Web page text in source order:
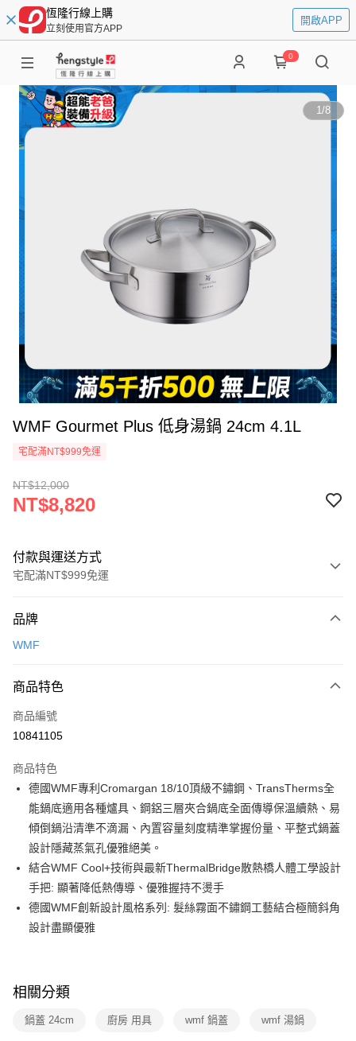
恆隆行線上購
立刻使用官方APP
開啟APP
0
1/8
WMF Gourmet Plus 低身湯鍋 24cm 4.1L
宅配滿NT$999免運
NT$12,000
NT$8,820
付款與運送方式
宅配滿NT$999免運
信用卡一次付款
3 期 0 利率 每期
合作金庫商業銀行
上海商業儲蓄銀行
臺灣中小企業銀行
匯豐（台灣）商業銀行
華泰商業銀行
聯邦商業銀行
遠東國際商業銀行
元大商業銀行
永豐商業銀行
玉山商業銀行
台灣樂天信用卡公司
合作金庫商業銀行
上海商業儲蓄銀行
國泰世華商業銀行
兆豐國際商業銀行
匯豐（台灣）商業銀行
華泰商業銀行
聯邦商業銀行
遠東國際商業銀行
元大商業銀行
玉山商業銀行
星展（台灣）商業銀行
台新國際商業銀行
中國信託商業銀行
即享券
LINE Pay
Apple Pay
街口支付
Google Pay
ATM付款
運送方式
付款後門市自取
免運費
品牌
WMF
商品特色
商品編號
10841105
商品特色
德國WMF專利Cromargan 18/10頂級不鏽鋼、TransTherms全
能鍋底適用各種爐具、鋼鋁三層夾合鍋底全面傳導保溫續熱、易
傾倒鍋沿清準不滴漏、內置容量刻度精準掌握份量、平整式鍋蓋
設計隱藏蒸氣孔優雅絕美。
結合WMF Cool+技術與最新ThermalBridge散熱橋人體工學設計
手把: 顯著降低熱傳導、優雅握持不燙手
德國WMF創新設計風格系列: 髮絲霧面不鏽鋼工藝結合極簡斜角
設計盡顯優雅
相關分類
鍋蓋 24cm 廚房 用具 wmf 鍋蓋 wmf 湯鍋